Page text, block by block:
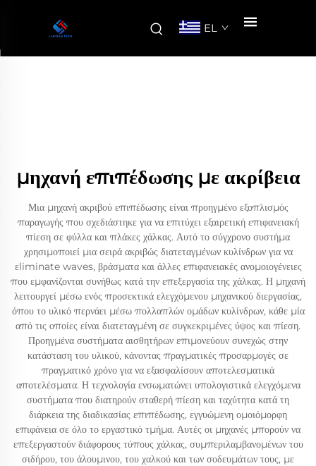
EL
μηχανή επιπέδωσης με ακρίβεια
Μια μηχανή ακριβού επιπέδωσης είναι προηγμένο εξοπλισμός
παραγωγής που σχεδιάστηκε για να επιτύχει εξαιρετική επιφανειακή
πίεση σε φύλλα και πλάκες χάλκας. Αυτό το σύγχρονο συστήμα
χρησιμοποιεί μια σειρά ακριβώς διατεταγμένων κυλίνδρων για να
εliminate waves, βράσματα και άλλες επιφανειακές ανομοιογένειες
που εμφανίζονται συνήθως κατά την επεξεργασία της χάλκας. Η μηχανή
λειτουργεί μέσω ενός προσεκτικά ελεγχόμενου μηχανικού διεργασίας,
όπου το υλικό περνάει μέσω πολλαπλών ομάδων κυλίνδρων, κάθε μία
από τις οποίες είναι διατεταγμένη σε συγκεκριμένες ύψος και πίεση.
Προηγμένα συστήματα αισθητήρων επιμονεύουν συνεχώς στην
κατάσταση του υλικού, κάνοντας πραγματικές προσαρμογές σε
πραγματικό χρόνο για να εξασφαλίσουν αποτελεσματικά
αποτελέσματα. Η τεχνολογία ενσωματώνει υπολογιστικά ελεγχόμενα
συστήματα που διατηρούν σταθερή πίεση και ταχύτητα κατά τη
διάρκεια της διαδικασίας επιπέδωσης, εγγυώμενη ομοιόμορφη
επιφάνεια σε όλο το εργαστικό τμήμα. Αυτές οι μηχανές μπορούν να
επεξεργαστούν διάφορους τύπους χάλκας, συμπεριλαμβανομένων του
σιδήρου, του άλουμινου, του χαλκού και των σοδευμάτων τους, με